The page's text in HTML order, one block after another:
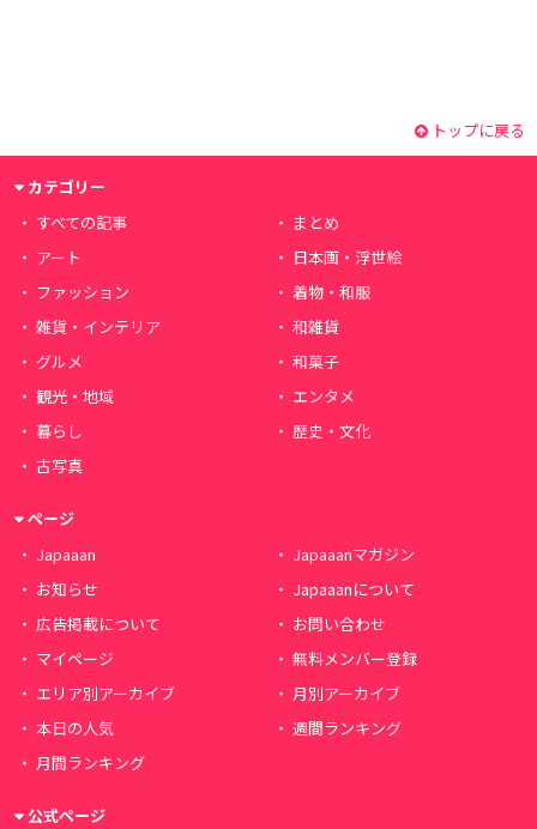
トップに戻る
カテゴリー
すべての記事
まとめ
アート
日本画・浮世絵
ファッション
着物・和服
雑貨・インテリア
和雑貨
グルメ
和菓子
観光・地域
エンタメ
暮らし
歴史・文化
古写真
ページ
Japaaan
Japaaanマガジン
お知らせ
Japaaanについて
広告掲載について
お問い合わせ
マイページ
無料メンバー登録
エリア別アーカイブ
月別アーカイブ
本日の人気
週間ランキング
月間ランキング
公式ページ